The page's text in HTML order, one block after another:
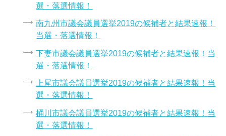
選・落選情報！
南九州市議会議員選挙2019の候補者と結果速報！
当選・落選情報！
下妻市議会議員選挙2019の候補者と結果速報！当
選・落選情報！
上尾市議会議員選挙2019の候補者と結果速報！当
選・落選情報！
桶川市議会議員選挙2019の候補者と結果速報！当
選・落選情報！